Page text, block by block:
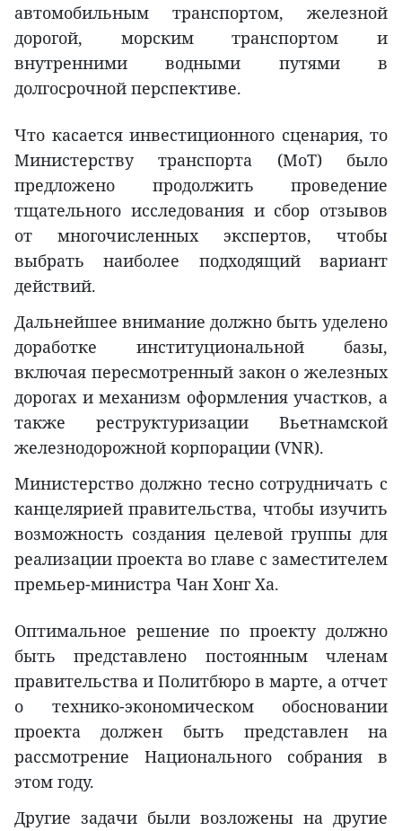
автомобильным транспортом, железной
дорогой, морским транспортом и
внутренними водными путями в
долгосрочной перспективе.
Что касается инвестиционного сценария, то
Министерству транспорта (MoT) было
предложено продолжить проведение
тщательного исследования и сбор отзывов
от многочисленных экспертов, чтобы
выбрать наиболее подходящий вариант
действий.
Дальнейшее внимание должно быть уделено
доработке институциональной базы,
включая пересмотренный закон о железных
дорогах и механизм оформления участков, а
также реструктуризации Вьетнамской
железнодорожной корпорации (VNR).
Министерство должно тесно сотрудничать с
канцелярией правительства, чтобы изучить
возможность создания целевой группы для
реализации проекта во главе с заместителем
премьер-министра Чан Хонг Ха.
Оптимальное решение по проекту должно
быть представлено постоянным членам
правительства и Политбюро в марте, а отчет
о технико-экономическом обосновании
проекта должен быть представлен на
рассмотрение Национального собрания в
этом году.
Другие задачи были возложены на другие